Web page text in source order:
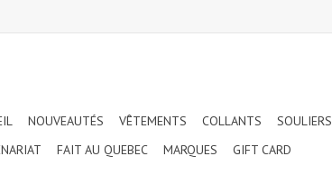
NOUVEAUTÉS VÊTEMENTS COLLANTS SOULIERS
FAIT AU QUEBEC MARQUES GIFT CARD